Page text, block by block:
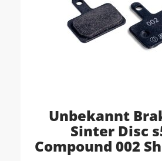
Unbekannt
Sinter Disc
Compound 002